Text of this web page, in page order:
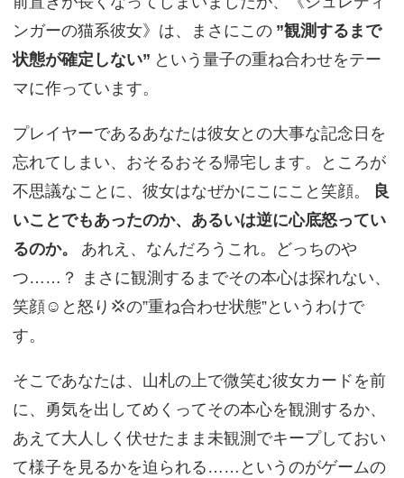
ンガーの猫系彼女》は、まさにこの ”観測するまで
状態が確定しない” という量子の重ね合わせをテー
マに作っています。
プレイヤーであるあなたは彼女との大事な記念日を
忘れてしまい、おそるおそる帰宅します。ところが
不思議なことに、彼女はなぜかにこにこと笑顔。
良
いことでもあったのか、あるいは逆に心底怒ってい
るのか。
あれえ、なんだろうこれ。どっちのや
つ……？ まさに観測するまでその本心は探れない、
笑顔☺️と怒り💢の”重ね合わせ状態”というわけで
す。
そこであなたは、山札の上で微笑む彼女カードを前
に、勇気を出してめくってその本心を観測するか、
あえて大人しく伏せたまま未観測でキープしておい
て様子を見るかを迫られる……というのがゲームの